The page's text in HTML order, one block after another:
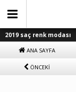
2019 saç renk modası
ANA SAYFA
ÖNCEKİ